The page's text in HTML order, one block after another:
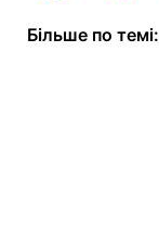
Більше по темі: